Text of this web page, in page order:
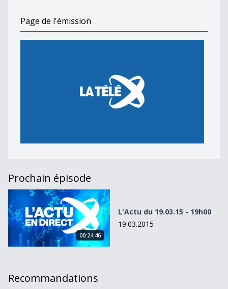
Page de l'émission
Prochain épisode
L&#039;Actu du 19.03.15 - 19h00
00:24:46
L'Actu du 19.03.15 - 19h00
19.03.2015
Recommandations